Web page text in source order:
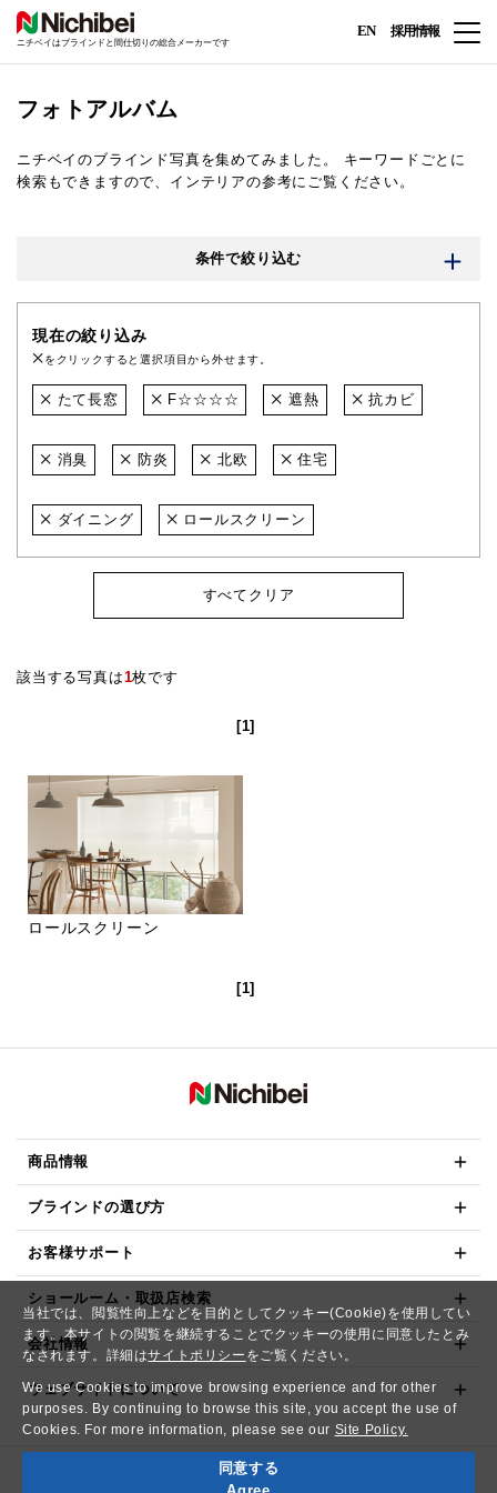
当社では、閲覧性向上などを目的としてクッキー(Cookie)を使用してい
ます。本サイトの閲覧を継続することでクッキーの使用に同意したとみ
なされます。詳細はサイトポリシー をご覧ください。
We use Cookies to improve browsing experience and for other
purposes. By continuing to browse this site, you accept the use of
Cookies. For more information, please see our Site Policy.
同意する
ニチベイはブラインドと間仕切りの総合メーカーです
EN 採用情報
フォトアルバム
ニチベイのブラインド写真を集めてみました。
キーワードごとに
検索もできますので、インテリアの参考にご覧ください。
条件で絞り込む
現在の絞り込み
をクリックすると選択項目から外せます。
たて長窓 F☆☆☆☆ 遮熱 抗カビ
消臭 防炎 北欧 住宅
ダイニング ロールスクリーン
すべてクリア
該当する写真は1枚です
[1]
ロールスクリーン
[1]
商品情報
ブラインドの選び方
お客様サポート
ショールーム・取扱店検索
会社情報
ウェブサイトについて
Copyright© NICHIBEI CO.,LTD. All Rights Reserved.